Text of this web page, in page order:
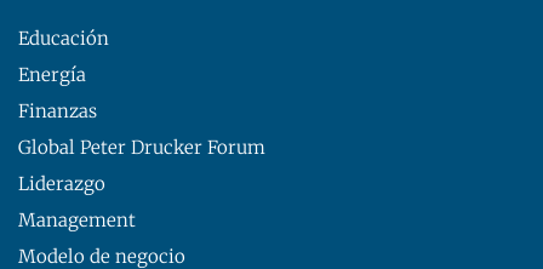
Educación
Energía
Finanzas
Global Peter Drucker Forum
Liderazgo
Management
Modelo de negocio